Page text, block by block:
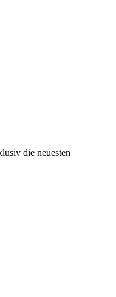
die neuesten